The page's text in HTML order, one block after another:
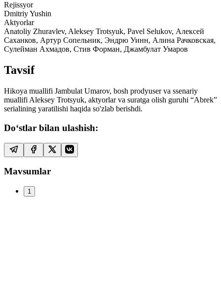
Rejissyor
Dmitriy Yushin
Aktyorlar
Anatoliy Zhuravlev, Aleksey Trotsyuk, Pavel Selukov, Алексей
Саханков, Артур Сопельник, Эндрю Уинн, Алина Рачковская,
Сулейман Ахмадов, Стив Форман, Джамбулат Умаров
Tavsif
Hikoya muallifi Jambulat Umarov, bosh prodyuser va ssenariy
muallifi Aleksey Trotsyuk, aktyorlar va suratga olish guruhi “Abrek”
serialining yaratilishi haqida so'zlab berishdi.
Do‘stlar bilan ulashish:
Mavsumlar
1